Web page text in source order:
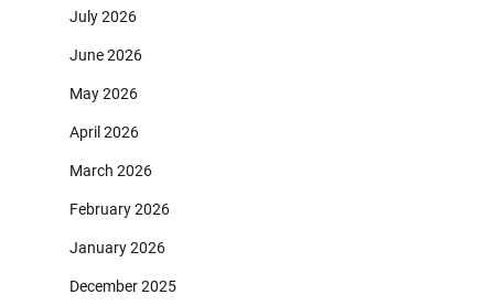
July 2026
June 2026
May 2026
April 2026
March 2026
February 2026
January 2026
December 2025